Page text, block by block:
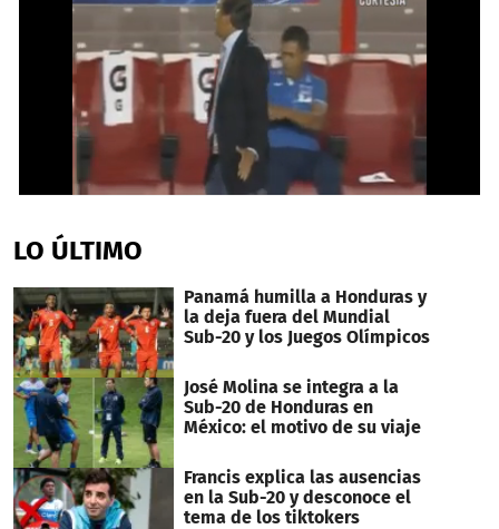
of
1
18
seconds
LO ÚLTIMO
Panamá humilla a Honduras y
la deja fuera del Mundial
Sub-20 y los Juegos Olímpicos
José Molina se integra a la
Sub-20 de Honduras en
México: el motivo de su viaje
Francis explica las ausencias
en la Sub-20 y desconoce el
tema de los tiktokers